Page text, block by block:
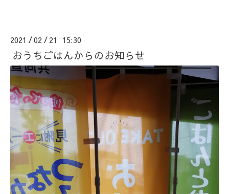
2021 /02 / 21 15:30
おうちごはんからのお知らせ